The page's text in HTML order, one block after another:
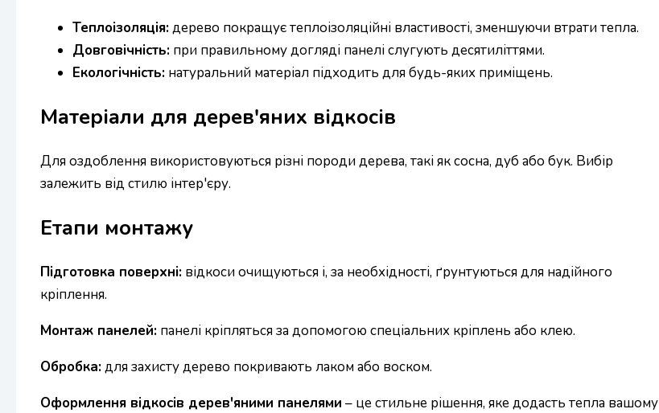
Теплоізоляція:дерево покращує теплоізоляційні властивості, зменшуючи втрати тепла.
Довговічність: при правильному догляді панелі слугують десятиліттями.
Екологічність: натуральний матеріал підходить для будь-яких приміщень.
Матеріали для дерев'яних відкосів
Для оздоблення використовуються різні породи дерева, такі як сосна, дуб або бук. Вибір
залежить від стилю інтер'єру.
Етапи монтажу
Підготовка поверхні: відкоси очищуються і, за необхідності, ґрунтуються для надійного
кріплення.
Монтаж панелей: панелі кріпляться за допомогою спеціальних кріплень або клею.
Обробка:для захисту дерево покривають лаком або воском.
Оформлення відкосів дерев'яними панелями – це стильне рішення, яке додасть тепла вашому